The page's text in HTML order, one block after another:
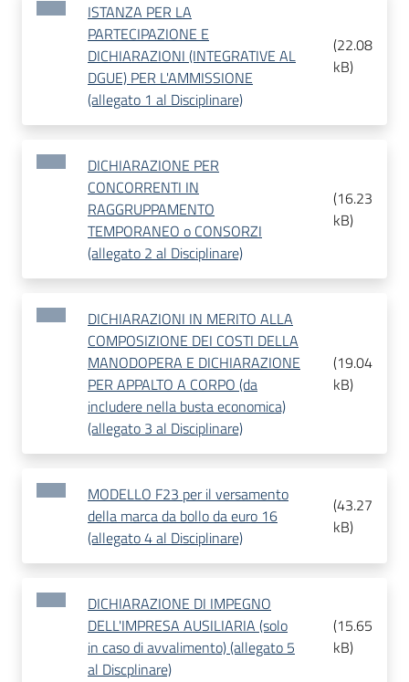
ISTANZA PER LA
PARTECIPAZIONE E
DICHIARAZIONI (INTEGRATIVE AL
DGUE) PER L'AMMISSIONE
(allegato 1 al Disciplinare)
(22.08
kB)
DICHIARAZIONE PER
CONCORRENTI IN
RAGGRUPPAMENTO
TEMPORANEO o CONSORZI
(allegato 2 al Disciplinare)
(16.23
kB)
DICHIARAZIONI IN MERITO ALLA
COMPOSIZIONE DEI COSTI DELLA
MANODOPERA E DICHIARAZIONE
PER APPALTO A CORPO (da
includere nella busta economica)
(allegato 3 al Disciplinare)
(19.04
kB)
MODELLO F23 per il versamento
della marca da bollo da euro 16
(allegato 4 al Disciplinare)
(43.27
kB)
DICHIARAZIONE DI IMPEGNO
DELL'IMPRESA AUSILIARIA (solo
in caso di avvalimento) (allegato 5
al Discplinare)
(15.65
kB)